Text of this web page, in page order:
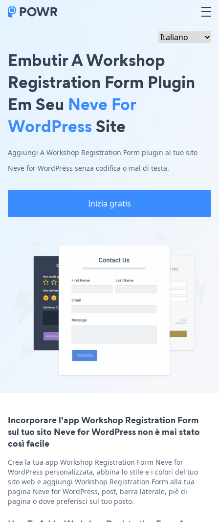
Embutir A Workshop
Registration Form Plugin
Em Seu Neve For
WordPressSite
Aggiungi A Workshop Registration Form plugin al tuo sito
Neve for WordPress senza codifica o mal di testa.
Inizia gratis
Incorporare l'app Workshop Registration Form
sul tuo sito Neve for WordPress non è mai stato
così facile
Crea la tua app Workshop Registration Form Neve for
WordPress personalizzata, abbina lo stile e i colori del tuo
sito web e aggiungi Workshop Registration Form alla tua
pagina Neve for WordPress, post, barra laterale, piè di
pagina o dove preferisci sul tuo posto.